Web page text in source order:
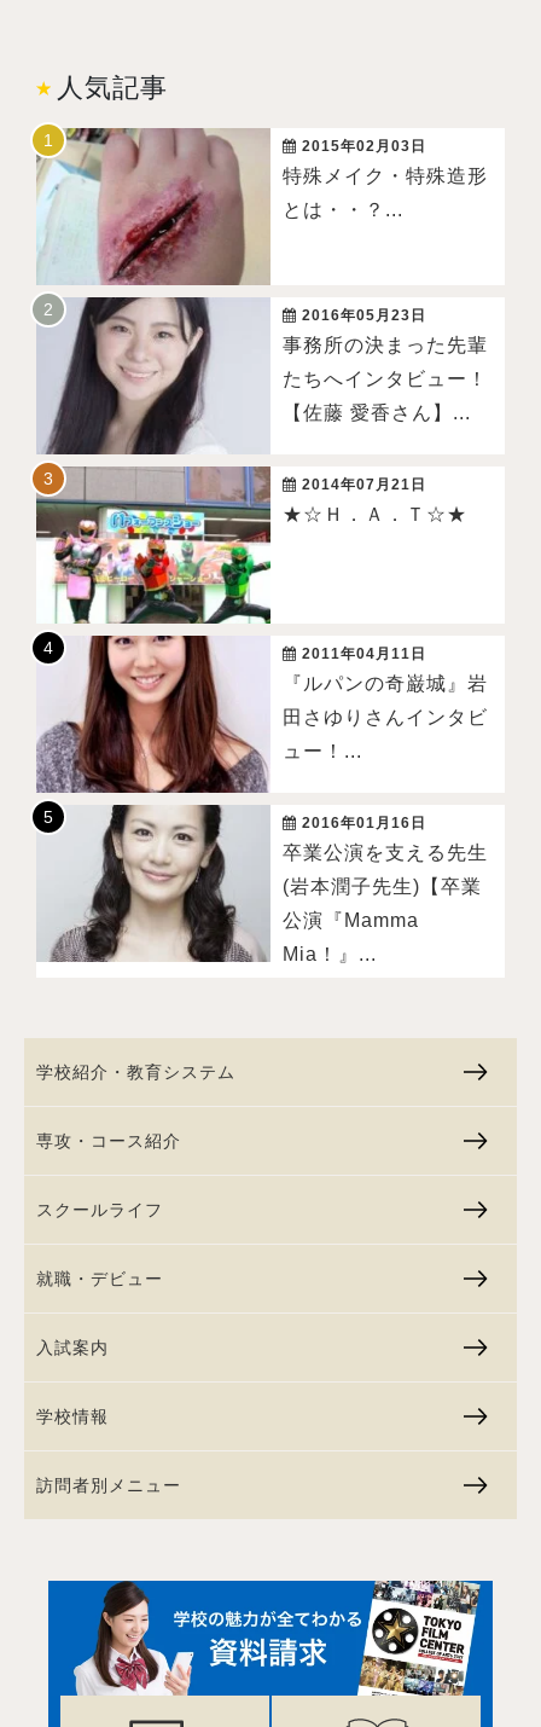
人気記事
2015年02月03日
特殊メイク・特殊造形
とは・・？...
2016年05月23日
事務所の決まった先輩
たちへインタビュー！
【佐藤 愛香さん】...
2014年07月21日
★☆Ｈ．Ａ．Ｔ☆★
2011年04月11日
『ルパンの奇巌城』岩
田さゆりさんインタビ
ュー！...
2016年01月16日
卒業公演を支える先生
(岩本潤子先生)【卒業
公演『Mamma
Mia！』...
学校紹介・教育システム
専攻・コース紹介
スクールライフ
就職・デビュー
入試案内
学校情報
訪問者別メニュー